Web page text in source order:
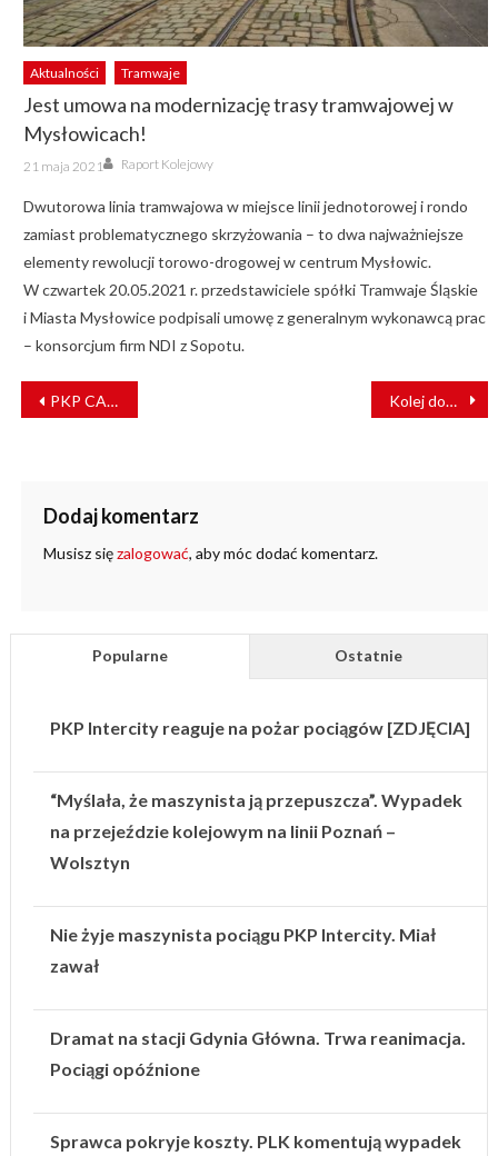
Aktualności Tramwaje
Jest umowa na modernizację trasy tramwajowej w
Mysłowicach!
Posted
on
21 maja 2021 Author
Raport Kolejowy
Dwutorowa linia tramwajowa w miejsce linii jednotorowej i rondo
zamiast problematycznego skrzyżowania – to dwa najważniejsze
elementy rewolucji torowo-drogowej w centrum Mysłowic.
W czwartek 20.05.2021 r. przedstawiciele spółki Tramwaje Śląskie
i Miasta Mysłowice podpisali umowę z generalnym wykonawcą prac
– konsorcjum firm NDI z Sopotu.
NAWIGACJA
WPISU
PKP CARGO – partner logistyczny 3PL Kolej dowiezie czołgi na poligon
Dodaj komentarz
Musisz sięzalogować, aby móc dodać komentarz.
Popularne Ostatnie
PKP Intercity reaguje na pożar pociągów [ZDJĘCIA]
“Myślała, że maszynista ją przepuszcza”. Wypadek
na przejeździe kolejowym na linii Poznań –
Wolsztyn
Nie żyje maszynista pociągu PKP Intercity. Miał
zawał
Dramat na stacji Gdynia Główna. Trwa reanimacja.
Pociągi opóźnione
Sprawca pokryje koszty. PLK komentują wypadek